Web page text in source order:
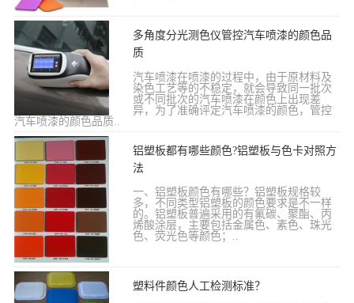
多角度分光测色仪管控汽车喷漆的颜色品
质
汽车喷漆在喷漆的过程中，由于原材料及
染色工艺等的不稳定，就会导致同一批次
或不同批次的汽车喷漆在颜色上出现差
异，为了准确评定汽车喷漆的颜色，管控
汽车喷漆的颜色品质..
铝塑板都有哪些颜色?铝塑板与色卡对照方
法
一、铝塑板颜色有哪些？铝塑板规格较
多，不同类型铝塑板的颜色要求是不一样
的。铝塑板普遍采用的有氟碳、聚酯、丙
烯酸涂层，主要包括金属色、素色、珠光
色、荧光色等颜色；..
塑料件颜色人工检测标准？